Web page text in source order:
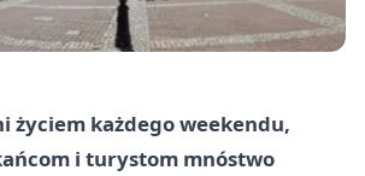
życiem każdego weekendu,
i turystom mnóstwo